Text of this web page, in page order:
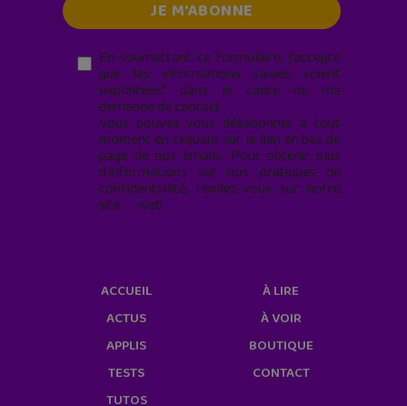
En soumettant ce formulaire, j’accepte
que les informations saisies soient
exploitées* dans le cadre de ma
demande de contact.
Vous pouvez vous désabonner à tout
moment en cliquant sur le lien en bas de
page de nos emails. Pour obtenir plus
d'informations sur nos pratiques de
confidentialité, rendez-vous sur notre
site web
ACCUEIL
ACTUS
APPLIS
TESTS
TUTOS
À LIRE
À VOIR
BOUTIQUE
CONTACT